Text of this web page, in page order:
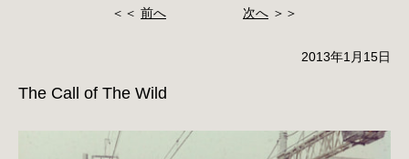
＜＜ 前へ 次へ ＞＞
2013年1月15日
The Call of The Wild